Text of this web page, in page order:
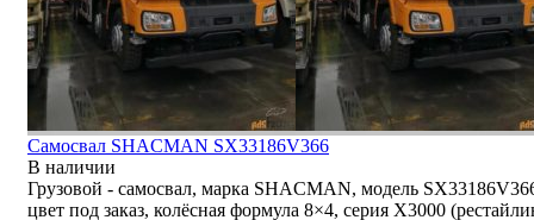
Самосвал SHACMAN SX33186V366
В наличии
Грузовой - самосвал, марка SHACMAN, модель
цвет под заказ, колёсная формула 8×4, серия X3000